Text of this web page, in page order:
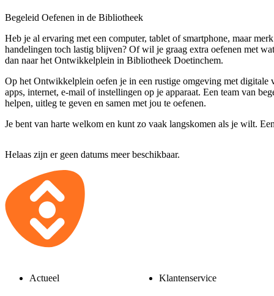
Begeleid Oefenen in de Bibliotheek
Heb je al ervaring met een computer, tablet of smartphone, maar
handelingen toch lastig blijven? Of wil je graag extra oefenen met
dan naar het Ontwikkelplein in Bibliotheek Doetinchem.
Op het Ontwikkelplein oefen je in een rustige omgeving met digitale
apps, internet, e-mail of instellingen op je apparaat. Een team van
helpen, uitleg te geven en samen met jou te oefenen.
Je bent van harte welkom en kunt zo vaak langskomen als je wilt.
Helaas zijn er geen datums meer beschikbaar.
Actueel Klantenservice